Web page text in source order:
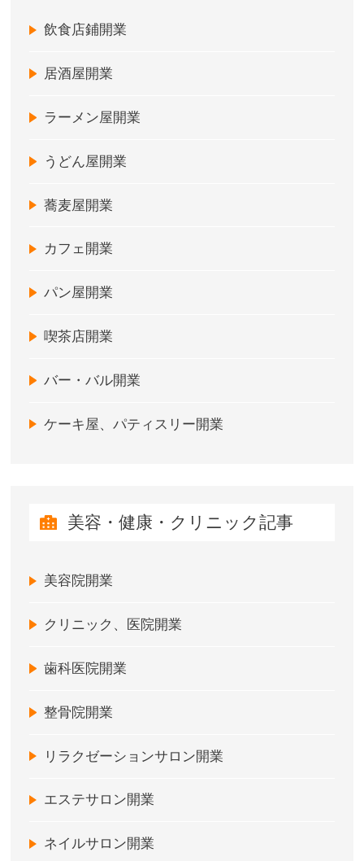
飲食店鋪開業
居酒屋開業
ラーメン屋開業
うどん屋開業
蕎麦屋開業
カフェ開業
パン屋開業
喫茶店開業
バー・バル開業
ケーキ屋、パティスリー開業
美容・健康・クリニック記事
美容院開業
クリニック、医院開業
歯科医院開業
整骨院開業
リラクゼーションサロン開業
エステサロン開業
ネイルサロン開業